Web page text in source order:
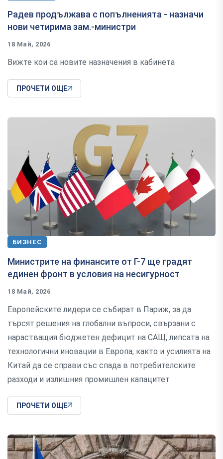
Радев продължава с попълненията - назначи
нови четирима зам.-министри
18 Май, 2026
Вижте кои са новите назначения в кабинета
ПРОЧЕТИ ОЩЕ
БИЗНЕС
Министрите на финансите от Г-7 ще градят
единен фронт в условия на несигурност
18 Май, 2026
Европейските лидери се събират в Париж, за да
търсят решения на глобални въпроси, свързани с
нарастващия бюджетен дефицит на САЩ, липсата на
технологични иновации в Европа, както и усилията на
Китай да се справи със спада в потребителските
разходи и излишния промишлен капацитет
ПРОЧЕТИ ОЩЕ